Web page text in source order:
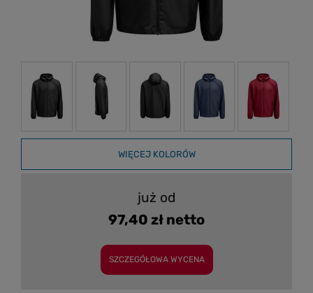
WIĘCEJ KOLORÓW
już od
97,40 zł netto
SZCZEGÓŁOWA WYCENA